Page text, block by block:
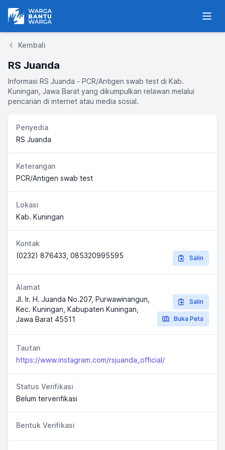
Warga Bantu Warga
Kembali
RS Juanda
Informasi RS Juanda - PCR/Antigen swab test di Kab.
Kuningan, Jawa Barat yang dikumpulkan relawan melalui
pencarian di internet atau media sosial.
Penyedia
RS Juanda
Keterangan
PCR/Antigen swab test
Lokasi
Kab. Kuningan
Kontak
(0232) 876433, 085320995595
Salin
Alamat
Jl. Ir. H. Juanda No.207, Purwawinangun,
Kec. Kuningan, Kabupaten Kuningan,
Jawa Barat 45511
Salin
Buka Peta
Tautan
https://www.instagram.com/rsjuanda_official/
Status Verifikasi
Belum terverifikasi
Bentuk Verifikasi